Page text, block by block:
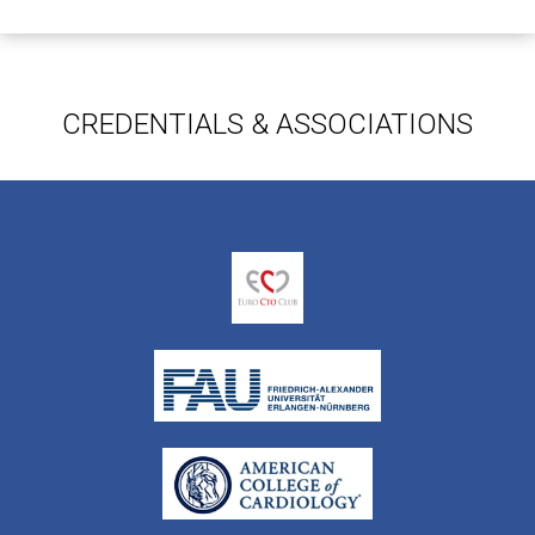
CREDENTIALS & ASSOCIATIONS